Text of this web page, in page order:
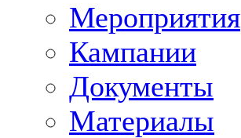
Мероприятия
Кампании
Документы
Материалы